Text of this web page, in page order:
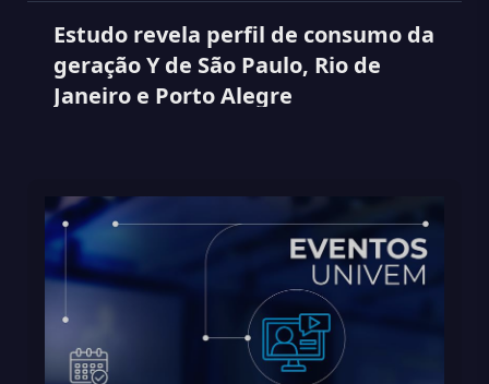
Estudo revela perfil de consumo da
geração Y de São Paulo, Rio de
Janeiro e Porto Alegre